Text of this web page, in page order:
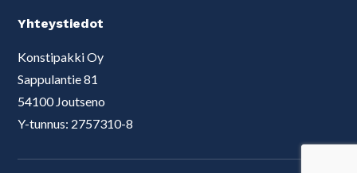
Yhteystiedot
Konstipakki Oy
Sappulantie 81
54100 Joutseno
Y-tunnus: 2757310-8